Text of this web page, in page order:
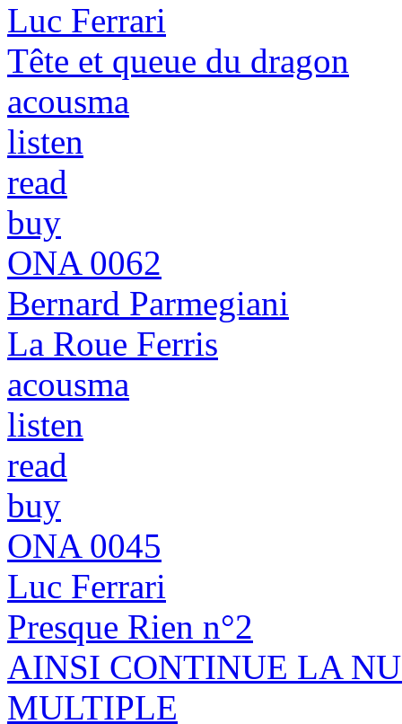
Luc Ferrari
Tête et queue du dragon
acousma
listen
read
buy
ONA 0062
Bernard Parmegiani
La Roue Ferris
acousma
listen
read
buy
ONA 0045
Luc Ferrari
Presque Rien n°2
AINSI CONTINUE LA
MULTIPLE